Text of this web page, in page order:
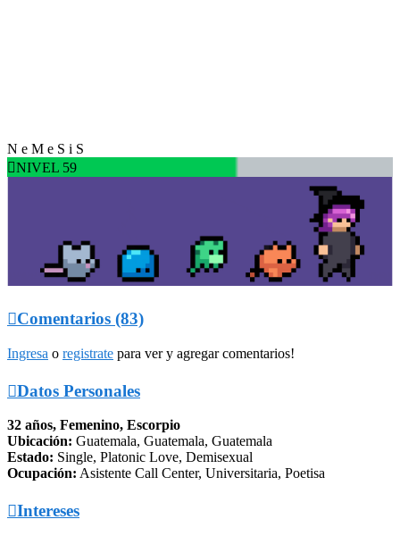
N e M e S i S
NIVEL 59
Comentarios (83)
Ingresa o registrate para ver y agregar comentarios!
Datos Personales
32 años, Femenino, Escorpio
Ubicación: Guatemala, Guatemala, Guatemala
Estado: Single, Platonic Love, Demisexual
Ocupación: Asistente Call Center, Universitaria, Poetisa
Intereses